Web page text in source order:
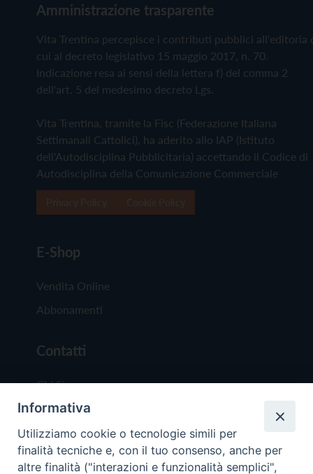
Amministrazione trasparente
Vita Trentina percepisce i contributi pubblici all'editoria
cui al decreto legislativo 15 maggio 2017, n. 70.
Indicazione resa ai sensi della lettera f) del comma 2
dell'art. 5 del medesimo decreto Lgs.
Vita Trentina, tramite la Fisc (Federazione Italiana
Settimanali Cattolici), ha aderito allo IAP (Istituto
dell'Autodisciplina Pubblicitaria) accettando il Codice di
Autodisciplina della Comunicazione Commerciale
E-Shop
Vendita Online
Abbonamenti
Contatti
Chi Siamo
Redazione
Scrivici
Informativa
Utilizziamo cookie o tecnologie simili per
finalità tecniche e, con il tuo consenso, anche per
altre finalità ("interazioni e funzionalità semplici",